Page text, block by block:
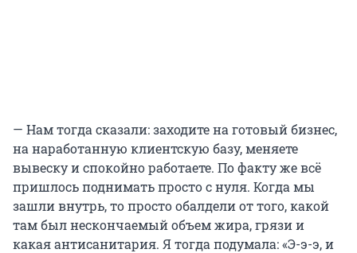
— Нам тогда сказали: заходите на готовый бизнес,
на наработанную клиентскую базу, меняете
вывеску и спокойно работаете. По факту же всё
пришлось поднимать просто с нуля. Когда мы
зашли внутрь, то просто обалдели от того, какой
там был нескончаемый объем жира, грязи и
какая антисанитария. Я тогда подумала: «Э-э-э, и